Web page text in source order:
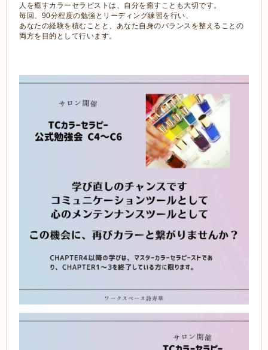
人を癒すカラーセラピストは、自分を癒すことも大切です。
毎回、90分程度の勉強とリーディング練習を行い、
あなたの経験を積むことと、あなた自身のバランスを整えることの
両方を目的として行います。